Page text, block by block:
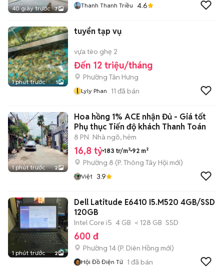
40 giây trước 7 Thanh Thanh Triều 4.6
1 phút trước 1
tuyển tạp vụ
vựa tèo ghẹ 2
Đến 12 triệu/tháng
Phường Tân Hưng
l Lyly Phan 11 đã bán
1 phút trước 2
Hoa hồng 1% ACE nhận Đủ - Giá tốt
Phụ thục Tiến độ khách Thanh Toán
8 PN Nhà ngõ, hẻm
16,8 tỷ 183 tr/m² 92 m²
Phường 8 (P. Thông Tây Hội mới)
Việt 3.9
1 phút trước 2
Dell Latitude E6410 I5.M520 4GB/SSD
120GB
Intel Core i5 4 GB < 128 GB SSD
600 đ
Phường 14 (P. Diên Hồng mới)
Hội Đồ Điện Tử 1 đã bán